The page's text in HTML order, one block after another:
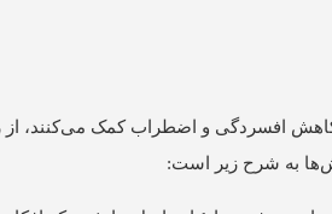
کاهش افسردگی و اضطراب کمک می‌کنند،